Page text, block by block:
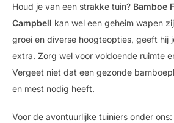
Houd je van een strakke tuin? Bamboe
Campbell kan wel een geheim wapen
groei en diverse hoogteopties, geeft hij
extra. Zorg wel voor voldoende ruimte
Vergeet niet dat een gezonde
en mest nodig heeft.
Voor de avontuurlijke tuiniers onder